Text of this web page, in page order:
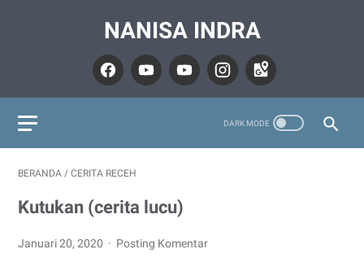
NANISA INDRA
BERANDA / CERITA RECEH
Kutukan (cerita lucu)
Januari 20, 2020 Posting Komentar